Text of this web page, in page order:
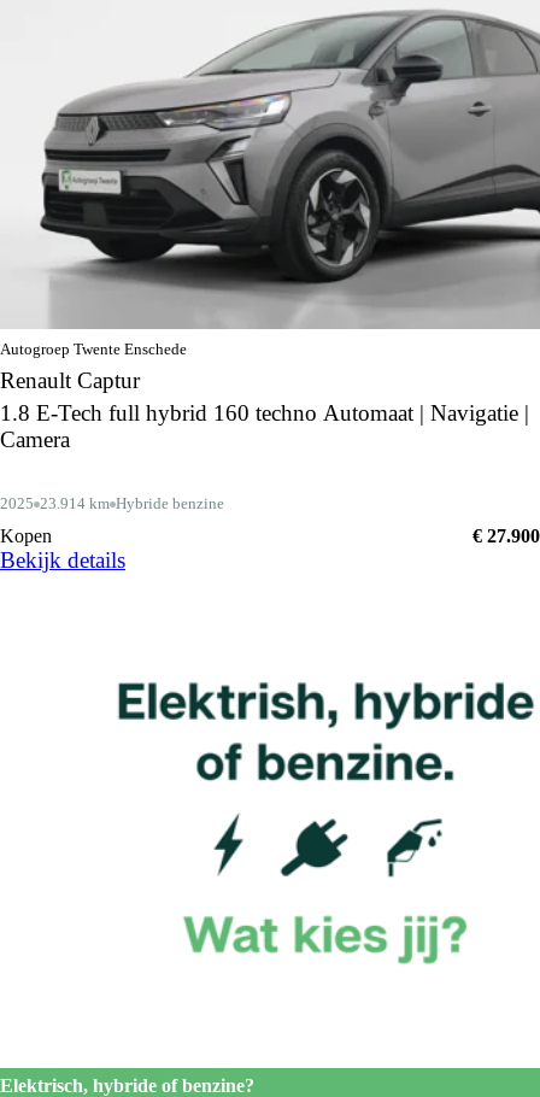
Autogroep Twente Enschede
Renault Captur
1.8 E-Tech full hybrid 160 techno Automaat | Navigatie |
Camera
2025 23.914 km Hybride benzine
Kopen € 27.900
Bekijk details
Elektrisch, hybride of benzine?